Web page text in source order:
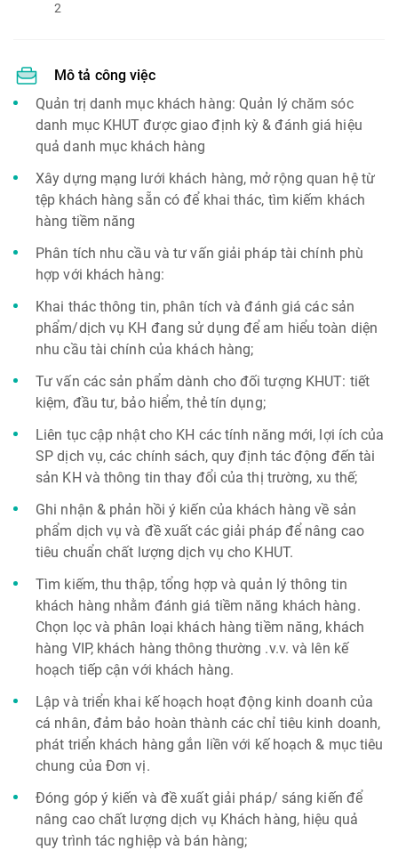
2
Mô tả công việc
Quản trị danh mục khách hàng: Quản lý chăm sóc
danh mục KHUT được giao định kỳ & đánh giá hiệu
quả danh mục khách hàng
Xây dựng mạng lưới khách hàng, mở rộng quan hệ từ
tệp khách hàng sẵn có để khai thác, tìm kiếm khách
hàng tiềm năng
Phân tích nhu cầu và tư vấn giải pháp tài chính phù
hợp với khách hàng:
Khai thác thông tin, phân tích và đánh giá các sản
phẩm/dịch vụ KH đang sử dụng để am hiểu toàn diện
nhu cầu tài chính của khách hàng;
Tư vấn các sản phẩm dành cho đối tượng KHUT: tiết
kiệm, đầu tư, bảo hiểm, thẻ tín dụng;
Liên tục cập nhật cho KH các tính năng mới, lợi ích của
SP dịch vụ, các chính sách, quy định tác động đến tài
sản KH và thông tin thay đổi của thị trường, xu thế;
Ghi nhận & phản hồi ý kiến của khách hàng về sản
phẩm dịch vụ và đề xuất các giải pháp để nâng cao
tiêu chuẩn chất lượng dịch vụ cho KHUT.
Tìm kiếm, thu thập, tổng hợp và quản lý thông tin
khách hàng nhằm đánh giá tiềm năng khách hàng.
Chọn lọc và phân loại khách hàng tiềm năng, khách
hàng VIP, khách hàng thông thường .v.v. và lên kế
hoạch tiếp cận với khách hàng.
Lập và triển khai kế hoạch hoạt động kinh doanh của
cá nhân, đảm bảo hoàn thành các chỉ tiêu kinh doanh,
phát triển khách hàng gắn liền với kế hoạch & mục tiêu
chung của Đơn vị.
Đóng góp ý kiến và đề xuất giải pháp/ sáng kiến để
nâng cao chất lượng dịch vụ Khách hàng, hiệu quả
quy trình tác nghiệp và bán hàng;